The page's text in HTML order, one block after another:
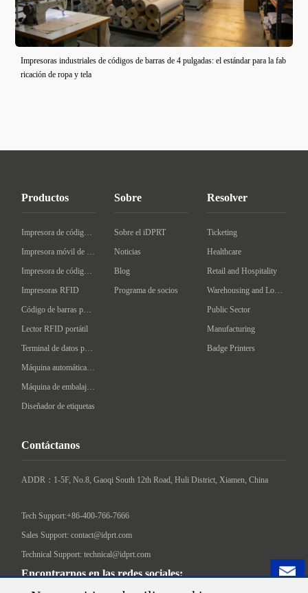
Impresoras industriales de códigos de barras de 4 pulgadas: el estándar para la fab
ricación de ropa y tela
Productos
Impresoras RFID
Lector RFID portátil
Diseñador de etiquetas
Sobre
Sobre el iDPRT
Noticias
Blog
Programa de socios
Resolver
Ticketing
Healthcare
Retail and Hospitality
Public Sector
Manufacturing
Badge Printers
Contáctanos
ADDR：1-5F, No.8, Gaoqi South 12th Road, Huli District, Xiamen, China
Tech Support:+86-400-766-7666
Sales Support: contact@idprt.com
Technical Support: technical@idprt.com
Encontrarnos en las redes sociales: